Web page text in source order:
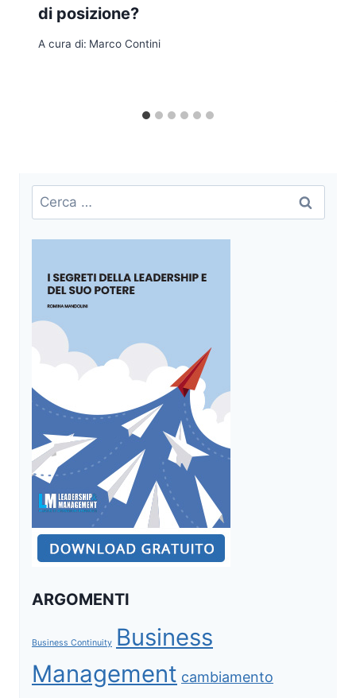
di posizione?
A cura di: Marco Contini
Ricerca
per:
ARGOMENTI
Business Continuity Business
Management cambiamento